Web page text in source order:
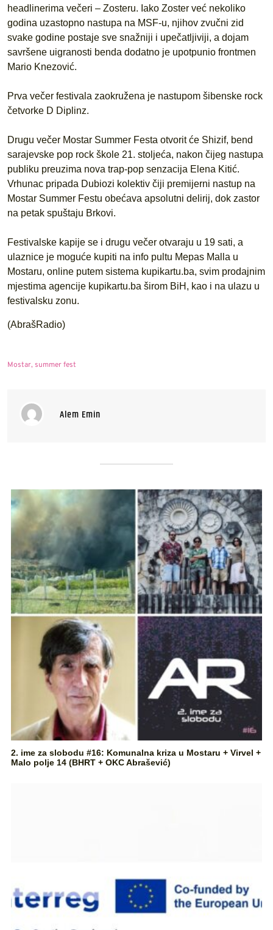
headlinerima večeri – Zosteru. Iako Zoster već nekoliko
godina uzastopno nastupa na MSF-u, njihov zvučni zid
svake godine postaje sve snažniji i upečatljiviji, a dojam
savršene uigranosti benda dodatno je upotpunio frontmen
Mario Knezović.
Prva večer festivala zaokružena je nastupom šibenske rock
četvorke D Diplinz.
Drugu večer Mostar Summer Festa otvorit će Shizif, bend
sarajevske pop rock škole 21. stoljeća, nakon čijeg nastupa
publiku preuzima nova trap-pop senzacija Elena Kitić.
Vrhunac pripada Dubiozi kolektiv čiji premijerni nastup na
Mostar Summer Festu obećava apsolutni delirij, dok zastor
na petak spuštaju Brkovi.
Festivalske kapije se i drugu večer otvaraju u 19 sati, a
ulaznice je moguće kupiti na info pultu Mepas Malla u
Mostaru, online putem sistema kupikartu.ba, svim prodajnim
mjestima agencije kupikartu.ba širom BiH, kao i na ulazu u
festivalsku zonu.
(AbrašRadio)
Mostar,summer fest
Alem Emin
2. ime za slobodu #16: Komunalna kriza u Mostaru + Virvel +
Malo polje 14 (BHRT + OKC Abrašević)